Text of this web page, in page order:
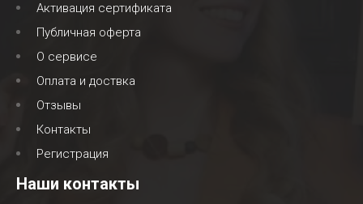
Активация сертификата
Публичная оферта
О сервисе
Оплата и доствка
Отзывы
Контакты
Регистрация
Наши контакты